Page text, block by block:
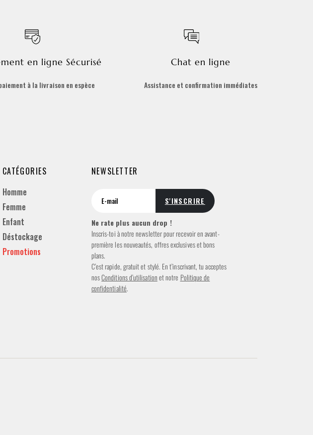
en ligne Sécurisé
à la livraison en espèce
Chat en ligne
Assistance et confirmation immédiates
CATÉGORIES
Homme
Femme
Enfant
Déstockage
Promotions
NEWSLETTER
Ne rate plus aucun drop !
Inscris-toi à notre newsletter pour recevoir en avant-
première les nouveautés, offres exclusives et bons
plans.
C’est rapide, gratuit et stylé. En t’inscrivant, tu acceptes
nosConditions d’utilisationet notre Politique de
confidentialité.